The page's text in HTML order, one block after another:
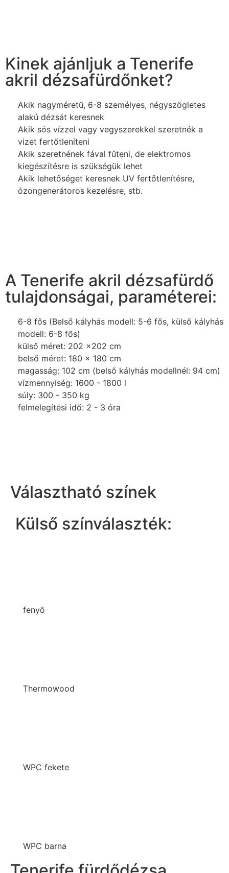
Kinek ajánljuk a Tenerife
akril dézsafürdőnket?
Akik nagyméretű, 6-8 személyes, négyszögletes
alakú dézsát keresnek
Akik sós vízzel vagy vegyszerekkel szeretnék a
vizet fertőtleníteni
Akik szeretnének fával fűteni, de elektromos
kiegészítésre is szükségük lehet
Akik lehetőséget keresnek UV fertőtlenítésre,
ózongenerátoros kezelésre, stb.
A Tenerife akril dézsafürdő
tulajdonságai, paraméterei:
6-8 fős (Belső kályhás modell: 5-6 fős, külső kályhás
modell: 6-8 fős)
külső méret: 202 x202 cm
belső méret: 180 x 180 cm
magasság: 102 cm (belső kályhás modellnél: 94 cm)
vízmennyiség: 1600 - 1800 l
súly: 300 - 350 kg
felmelegítési idő: 2 - 3 óra
Választható színek
Külső színválaszték:
fenyő
Thermowood
WPC fekete
WPC barna